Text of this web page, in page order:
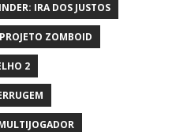
IRA DOS JUSTOS
PROJETO ZOMBOID
2